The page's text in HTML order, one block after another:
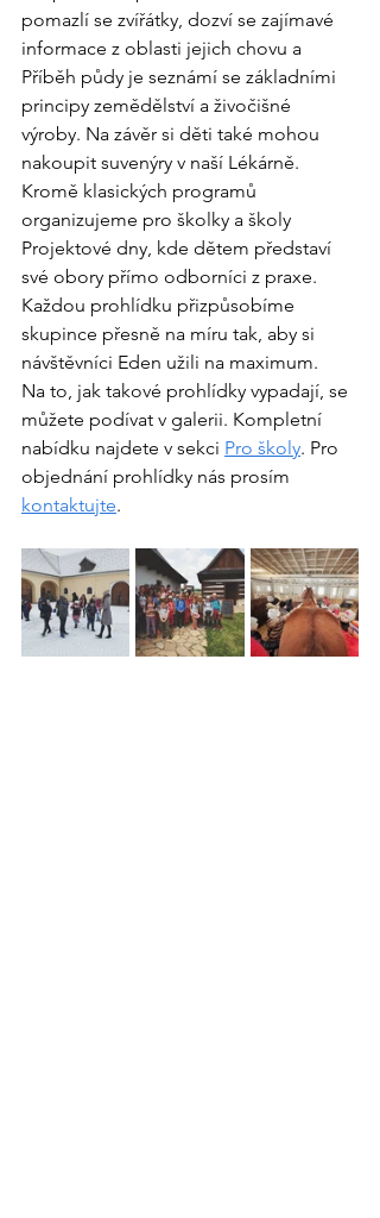
pomazlí se zvířátky, dozví se zajímavé
informace z oblasti jejich chovu a
Příběh půdy je seznámí se základními
principy zemědělství a živočišné
výroby. Na závěr si děti také mohou
nakoupit suvenýry v naší Lékárně.
Kromě klasických programů
organizujeme pro školky a školy
Projektové dny, kde dětem představí
své obory přímo odborníci z praxe.
Každou prohlídku přizpůsobíme
skupince přesně na míru tak, aby si
návštěvníci Eden užili na maximum.
Na to, jak takové prohlídky vypadají, se
můžete podívat v galerii. Kompletní
nabídku najdete v sekci Pro školy. Pro
objednání prohlídky nás prosím
kontaktujte.